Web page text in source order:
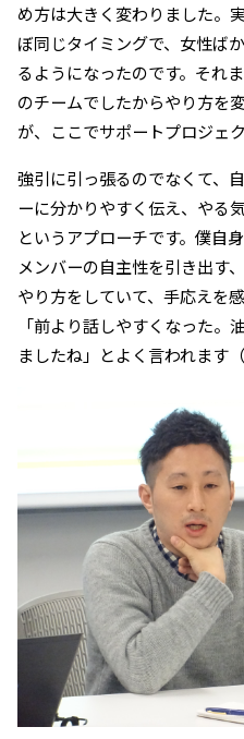
め方は大きく変わりました。
ぼ同じタイミングで、女性ば
るようになったのです。それ
のチームでしたからやり方を
が、ここでサポートプロジェ
強引に引っ張るのでなくて、
ーに分かりやすく伝え、やる
というアプローチです。僕自
メンバーの自主性を引き出す
やり方をしていて、手応えを
「前より話しやすくなった。
ましたね」とよく言われます（